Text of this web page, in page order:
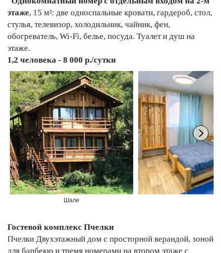
этаже, 15 м²: две односпальные кровати, гардероб, стол,
стулья, телевизор, холодильник, чайник, фен,
обогреватель, Wi-Fi, белье, посуда. Туалет и душ на
этаже.
1,2 человека - 8 000 р./сутки
Шале
Гостевой комплекс Пчелки
Пчелки Двухэтажный дом с просторной верандой, зоной
для барбекю и тремя номерами на втором этаже с